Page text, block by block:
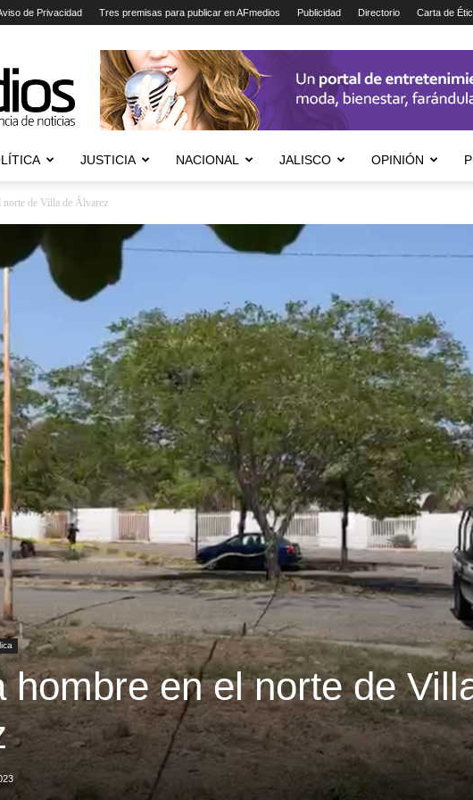
de Privacidad Tres premisas para publicar en AFmedios Publicidad Directorio Carta de
JUSTICIA NACIONAL JALISCO OPINIÓN
norte de Villa de Álvarez
hombre en el norte de